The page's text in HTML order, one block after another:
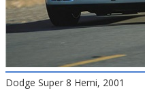
Dodge Super 8 Hemi, 2001